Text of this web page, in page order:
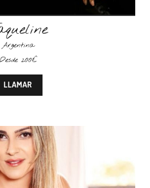
Argentina
Desde 200€
LLAMAR